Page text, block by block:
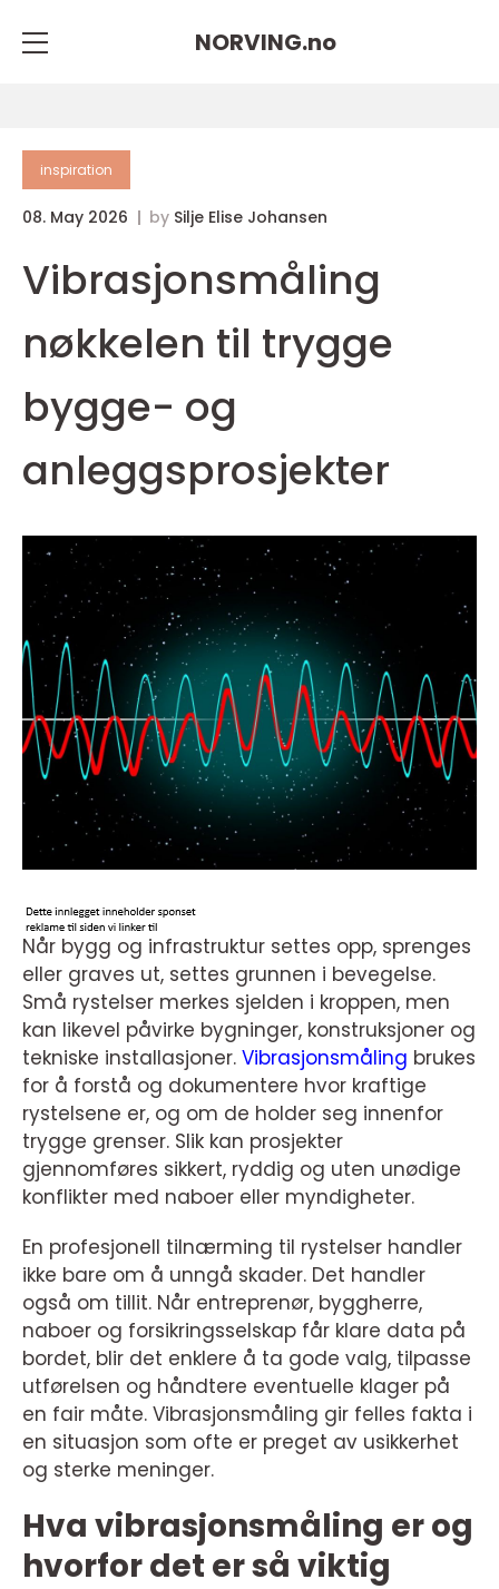
NORVING.no
inspiration
08. May 2026 by Silje Elise Johansen
Vibrasjonsmåling
nøkkelen til trygge
bygge- og
anleggsprosjekter
Når bygg og infrastruktur settes opp, sprenges
eller graves ut, settes grunnen i bevegelse.
Små rystelser merkes sjelden i kroppen, men
kan likevel påvirke bygninger, konstruksjoner og
tekniske installasjoner. Vibrasjonsmåling brukes
for å forstå og dokumentere hvor kraftige
rystelsene er, og om de holder seg innenfor
trygge grenser. Slik kan prosjekter
gjennomføres sikkert, ryddig og uten unødige
konflikter med naboer eller myndigheter.
En profesjonell tilnærming til rystelser handler
ikke bare om å unngå skader. Det handler
også om tillit. Når entreprenør, byggherre,
naboer og forsikringsselskap får klare data på
bordet, blir det enklere å ta gode valg, tilpasse
utførelsen og håndtere eventuelle klager på
en fair måte. Vibrasjonsmåling gir felles fakta i
en situasjon som ofte er preget av usikkerhet
og sterke meninger.
Hva vibrasjonsmåling er og
hvorfor det er så viktig